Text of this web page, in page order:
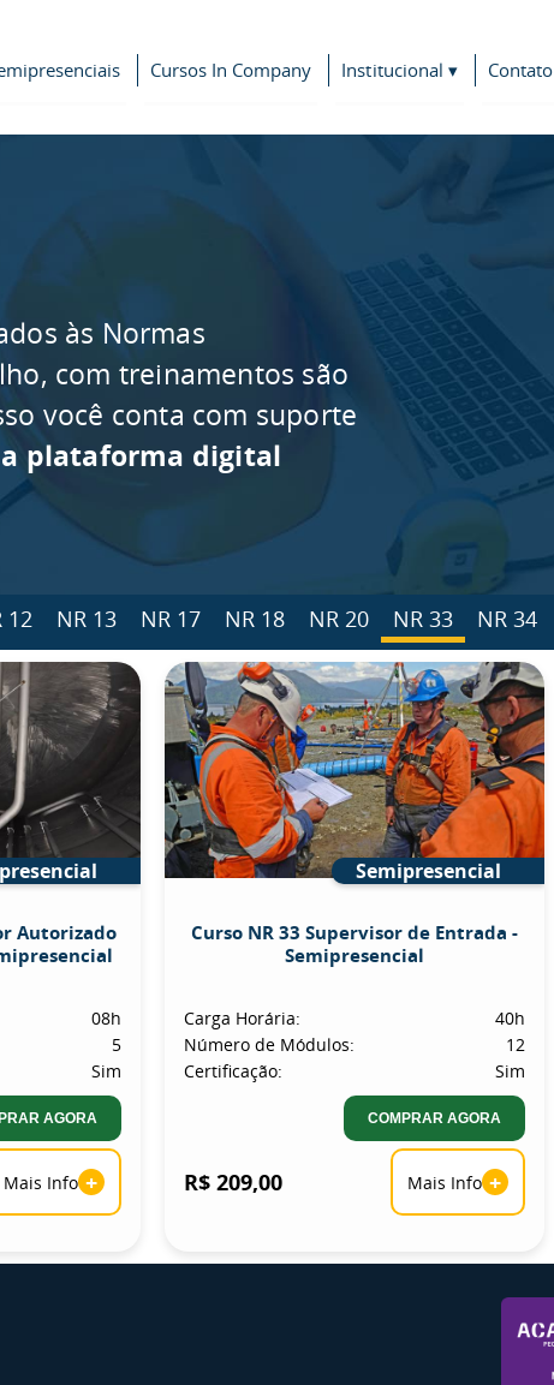
Cursos In Company Institucional ▾ Contato
às Normas
com treinamentos são
você conta com suporte
plataforma digital
12 NR 13 NR 17 NR 18 NR 20 NR 33 NR 34
Autorizado
08h
5
Sim
AGORA
Mais Info +
Semipresencial
Curso NR 33 Supervisor de Entrada -
Semipresencial
Carga Horária:
40h
Número de Módulos:
12
Certificação:
Sim
COMPRAR AGORA
R$ 209,00 Mais Info +